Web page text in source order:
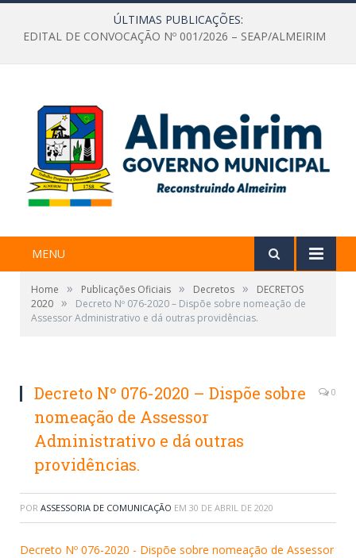
ÚLTIMAS PUBLICAÇÕES:
EDITAL DE CONVOCAÇÃO Nº 001/2026 – SEAP/ALMEIRIM
MENU
Home » Publicações Oficiais » Decretos »
DECRETOS
2020 »
Decreto Nº 076-2020 – Dispõe sobre nomeação de
Assessor Administrativo e dá outras providências.
Decreto Nº 076-2020 – Dispõe sobre
nomeação de Assessor
Administrativo e dá outras
providências.
0
POR ASSESSORIA DE COMUNICAÇÃO EM 30 DE ABRIL DE 2020
Decreto Nº 076-2020 - Dispõe sobre nomeação de Assessor